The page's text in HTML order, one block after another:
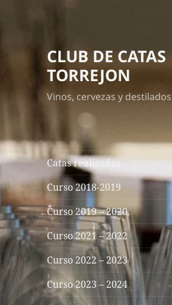
CLUB DE CATAS
TORREJON
Vinos, cervezas y destilados
Catas realizadas
Curso 2018-2019
Curso 2019 – 2020
Curso 2021 – 2022
Curso 2022 – 2023
Curso 2023 – 2024